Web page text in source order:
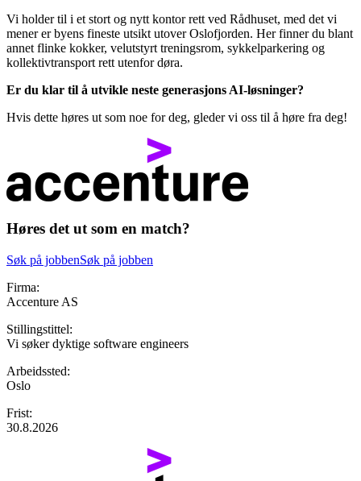
Vi holder til i et stort og nytt kontor rett ved Rådhuset, med det vi
mener er byens fineste utsikt utover Oslofjorden. Her finner du blant
annet flinke kokker, velutstyrt treningsrom, sykkelparkering og
kollektivtransport rett utenfor døra.
Er du klar til å utvikle neste generasjons AI-løsninger?
Hvis dette høres ut som noe for deg, gleder vi oss til å høre fra deg!
Høres det ut som en match?
Søk på jobbenSøk på jobben
Firma:
Accenture AS
Stillingstittel:
Vi søker dyktige software engineers
Arbeidssted:
Oslo
Frist:
30.8.2026